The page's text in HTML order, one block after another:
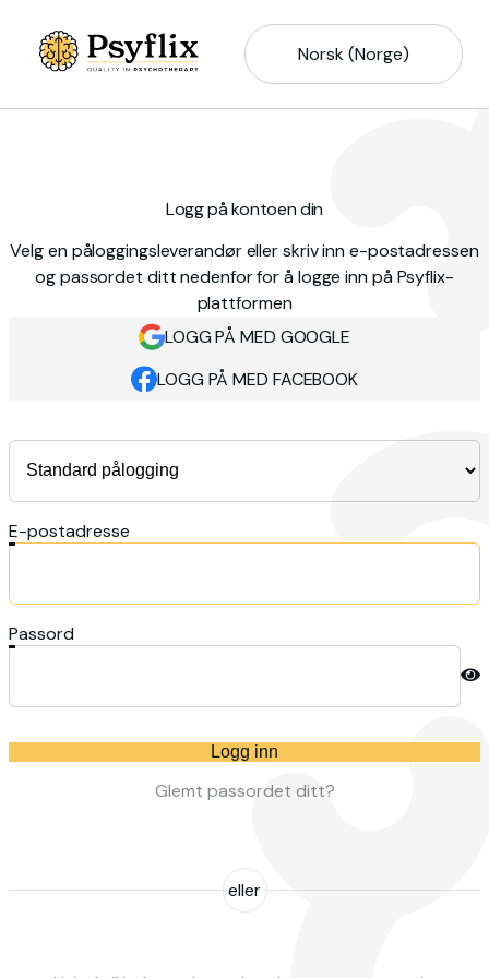
Norsk (Norge)
Logg på kontoen din
Velg en påloggingsleverandør eller skriv inn e-postadressen
og passordet ditt nedenfor for å logge inn på Psyflix-
plattformen
LOGG PÅ MED GOOGLE
LOGG PÅ MED FACEBOOK
E-postadresse
Passord
Logg inn
Glemt passordet ditt?
eller